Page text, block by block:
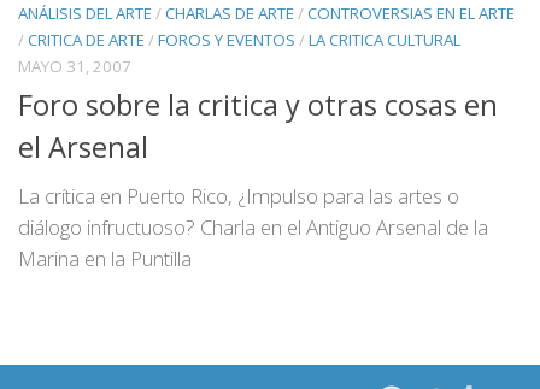
ANÁLISIS DEL ARTE /CHARLAS DE ARTE /CONTROVERSIAS EN EL ARTE
/CRITICA DE ARTE /FOROS Y EVENTOS /LA CRITICA CULTURAL
MAYO 31, 2007
Foro sobre la critica y otras cosas en
el Arsenal
La crítica en Puerto Rico, ¿Impulso para las artes o
diálogo infructuoso? Charla en el Antiguo Arsenal de la
Marina en la Puntilla